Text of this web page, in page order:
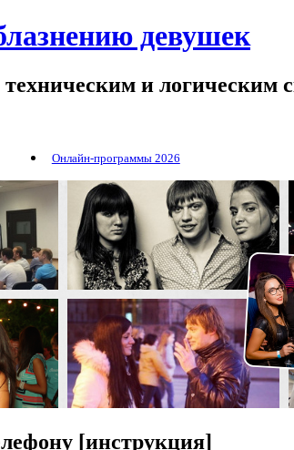
девушек
и логическим
Онлайн-программы 2026
[инструкция]